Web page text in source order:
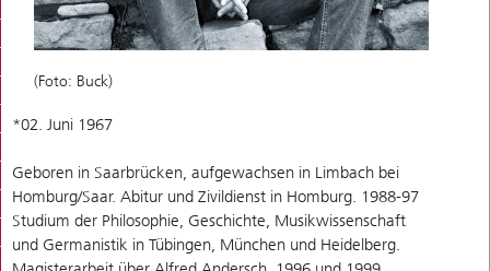
(Foto: Buck)
*02. Juni 1967
Geboren in Saarbrücken, aufgewachsen in Limbach bei
Homburg/Saar. Abitur und Zivildienst in Homburg. 1988-97
Studium der Philosophie, Geschichte, Musikwissenschaft
und Germanistik in Tübingen, München und Heidelberg.